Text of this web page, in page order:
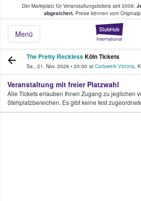
Der Marktplatz für Veranstaltungstickets seit 2009.
abgesichert.Preise können vom
Menü
Tickets kaufen &
The Pretty RecklessKöln Tickets
Sa., 21. Nov. 2026 • 20:00 at Carlswerk Victoria,
Veranstaltung mit freier Platzwahl
Alle Tickets erlauben Ihnen Zugang zu jeglichen
Stehplatzbereichen. Es gibt keine fest